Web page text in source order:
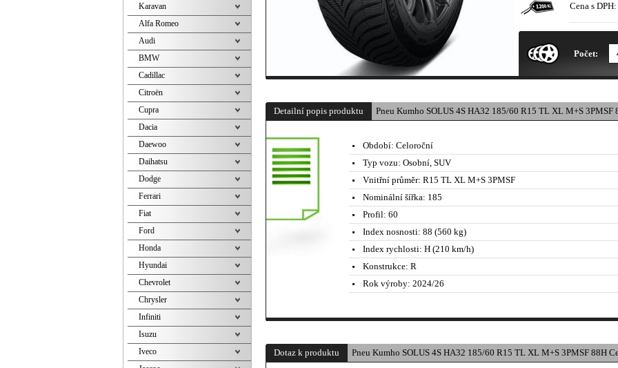
Cena s DPH:
Počet:
Detailní popis produktu Pneu Kumho SOLUS 4S HA32 185/60 R15 TL XL M+S 3PMSF
Období: Celoroční
Typ vozu: Osobní, SUV
Vnitřní průměr: R15 TL XL M+S 3PMSF
Nominální šířka: 185
Profil: 60
Index nosnosti: 88 (560 kg)
Index rychlosti: H (210 km/h)
Konstrukce: R
Rok výroby: 2024/26
Dotaz k produktu Pneu Kumho SOLUS 4S HA32 185/60 R15 TL XL M+S 3PMSF 88H
Karavan
Alfa Romeo
Audi
BMW
Cadillac
Citroën
Cupra
Dacia
Daewoo
Daihatsu
Dodge
Ferrari
Fiat
Ford
Honda
Hyundai
Chevrolet
Chrysler
Infiniti
Isuzu
Iveco